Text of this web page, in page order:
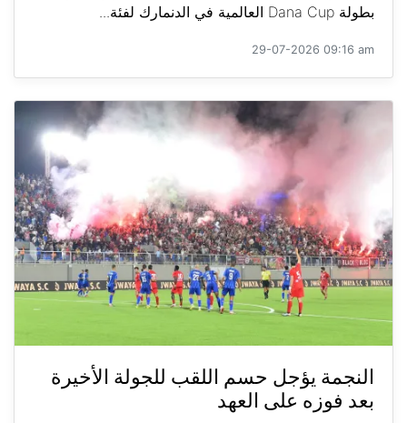
بطولة Dana Cup العالمية في الدنمارك لفئة...
29-07-2026 09:16 am
النجمة يؤجل حسم اللقب للجولة الأخيرة
بعد فوزه على العهد